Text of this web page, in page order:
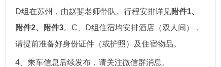
D组在苏州，由赵斐老师带队。 行程安排详见附件1、
附件2、附件3。C、D组住宿均安排酒店（双人间），
请提前准备好身份证件（或护照）及住宿物品。
4、乘车信息后续发布，请关注微信群消息。